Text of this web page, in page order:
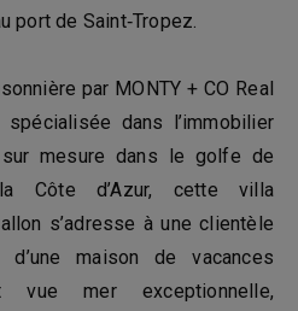
port de Saint‑Tropez.
par MONTY + CO Real
dans l’immobilier
mesure dans le golfe de
Côte d’Azur, cette villa
s’adresse à une clientèle
d’une maison de vacances
vue mer exceptionnelle,